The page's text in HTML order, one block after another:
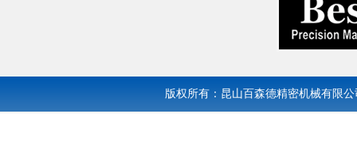
版权所有：昆山百森德精密机械有限